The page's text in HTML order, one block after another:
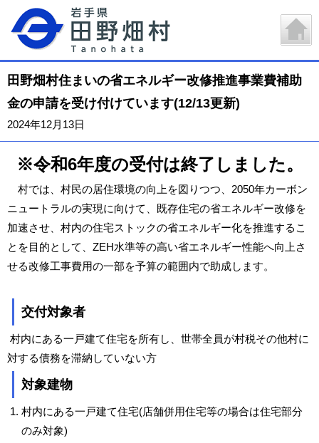
田野畑村住まいの省エネルギー改修推進事業費補助
金の申請を受け付けています(12/13更新)
2024年12月13日
※令和6年度の受付は終了しました。
村では、村民の居住環境の向上を図りつつ、2050年カーボン
ニュートラルの実現に向けて、既存住宅の省エネルギー改修を
加速させ、村内の住宅ストックの省エネルギー化を推進するこ
とを目的として、ZEH水準等の高い省エネルギー性能へ向上さ
せる改修工事費用の一部を予算の範囲内で助成します。
交付対象者
村内にある一戸建て住宅を所有し、世帯全員が村税その他村に
対する債務を滞納していない方
対象建物
村内にある一戸建て住宅(店舗併用住宅等の場合は住宅部分
のみ対象)